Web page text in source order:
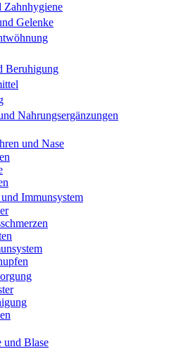
Zahnhygiene
Gelenke
Beruhigung
Nahrungsergänzungen
und Nase
Immunsystem
und Blase